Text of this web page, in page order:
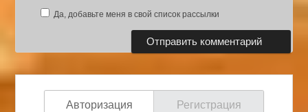
Да, добавьте меня в свой список рассылки
Авторизация Регистрация